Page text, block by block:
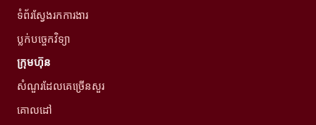
ទំព័រស្វែងរកការងារ
ប្លក់បច្ចេកវិទ្យា
ក្រុមហ៊ុន
សំណួរដែលគេច្រើនសួរ
គោលដៅ